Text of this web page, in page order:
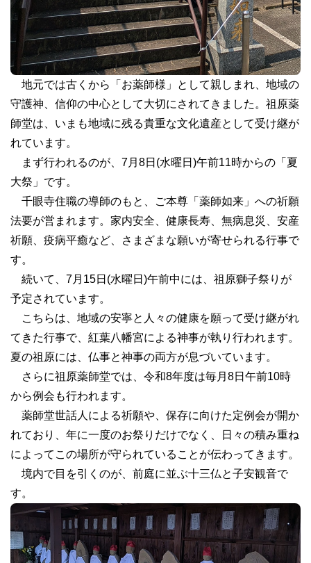
地元では古くから「お薬師様」として親しまれ、地域の
守護神、信仰の中心として大切にされてきました。祖原薬
師堂は、いまも地域に残る貴重な文化遺産として受け継が
れています。
まず行われるのが、7月8日(水曜日)午前11時からの「夏
大祭」です。
千眼寺住職の導師のもと、ご本尊「薬師如来」への祈願
法要が営まれます。家内安全、健康長寿、無病息災、安産
祈願、疫病平癒など、さまざまな願いが寄せられる行事で
す。
続いて、7月15日(水曜日)午前中には、祖原獅子祭りが
予定されています。
こちらは、地域の安寧と人々の健康を願って受け継がれ
てきた行事で、紅葉八幡宮による神事が執り行われます。
夏の祖原には、仏事と神事の両方が息づいています。
さらに祖原薬師堂では、令和8年度は毎月8日午前10時
から例会も行われます。
薬師堂世話人による祈願や、保存に向けた定例会が開か
れており、年に一度のお祭りだけでなく、日々の積み重ね
によってこの場所が守られていることが伝わってきます。
境内で目を引くのが、前庭に並ぶ十三仏と子安観音で
す。